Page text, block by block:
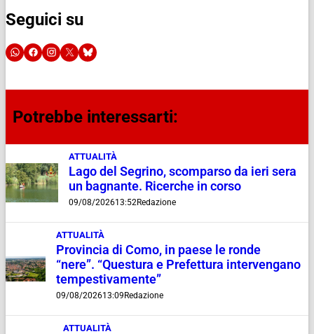
Seguici su
Potrebbe interessarti:
ATTUALITÀ
Lago del Segrino, scomparso da ieri sera
un bagnante. Ricerche in corso
09/08/202613:52Redazione
ATTUALITÀ
Provincia di Como, in paese le ronde
“nere”. “Questura e Prefettura intervengano
tempestivamente”
09/08/202613:09Redazione
ATTUALITÀ